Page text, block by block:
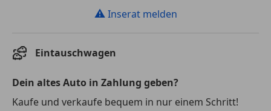
⚠ Inserat melden
Eintauschwagen
Dein altes Auto in Zahlung geben?
Kaufe und verkaufe bequem in nur einem Schritt!